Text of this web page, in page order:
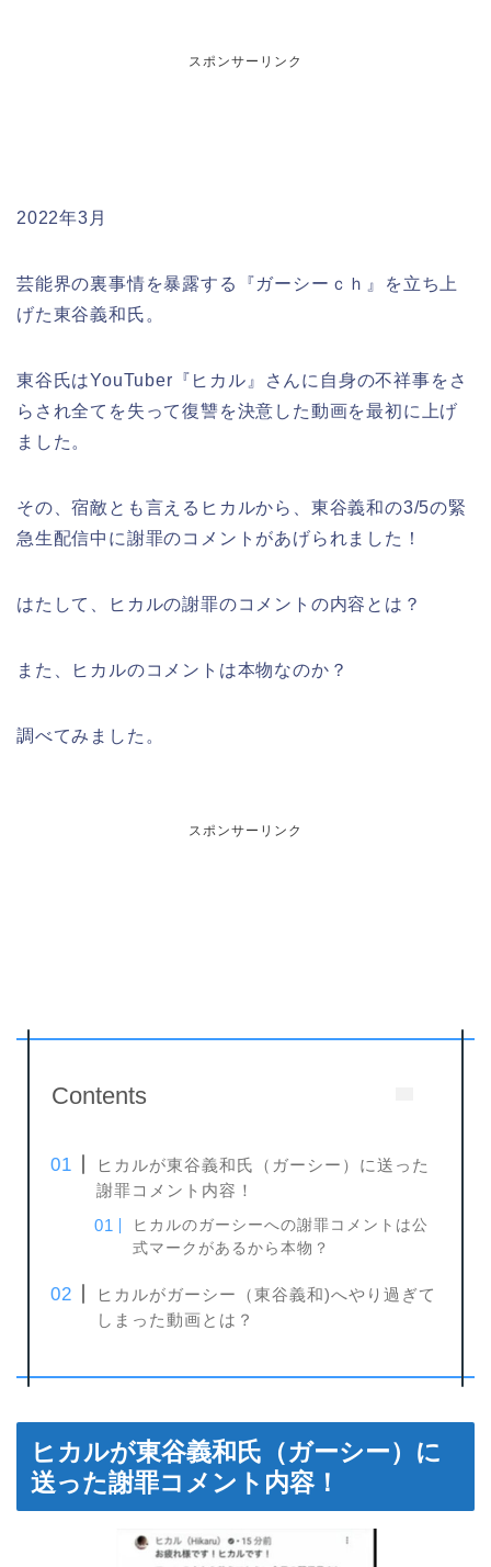
スポンサーリンク
2022年3月
芸能界の裏事情を暴露する『ガーシーｃｈ』を立ち上
げた東谷義和氏。
東谷氏はYouTuber『ヒカル』さんに自身の不祥事をさ
らされ全てを失って復讐を決意した動画を最初に上げ
ました。
その、宿敵とも言えるヒカルから、東谷義和の3/5の緊
急生配信中に謝罪のコメントがあげられました！
はたして、ヒカルの謝罪のコメントの内容とは？
また、ヒカルのコメントは本物なのか？
調べてみました。
スポンサーリンク
Contents
ヒカルが東谷義和氏（ガーシー）に送った
謝罪コメント内容！
ヒカルのガーシーへの謝罪コメントは公
式マークがあるから本物？
ヒカルがガーシー（東谷義和)へやり過ぎて
しまった動画とは？
ヒカルが東谷義和氏（ガーシー）に
送った謝罪コメント内容！